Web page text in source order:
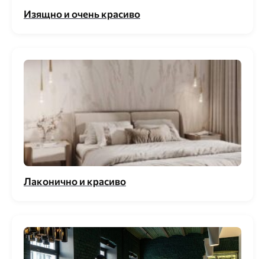
Изящно и очень красиво
Лаконично и красиво